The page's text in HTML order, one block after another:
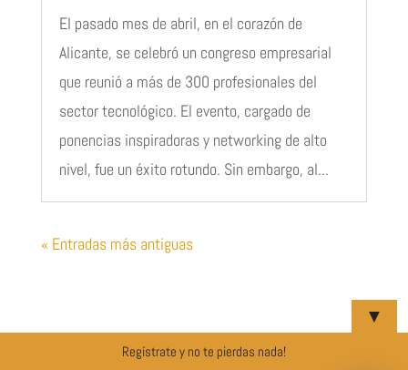
El pasado mes de abril, en el corazón de
Alicante, se celebró un congreso empresarial
que reunió a más de 300 profesionales del
sector tecnológico. El evento, cargado de
ponencias inspiradoras y networking de alto
nivel, fue un éxito rotundo. Sin embargo, al...
« Entradas más antiguas
▼
Regístrate y no te pierdas nada!